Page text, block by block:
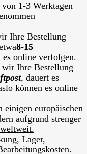
1-3 Werktagen
Ihre Bestellung
8-15
online verfolgen.
wir Ihre Bestellung
, dauert es
können es online
einigen europäischen
aufgrund strenger
Lager,